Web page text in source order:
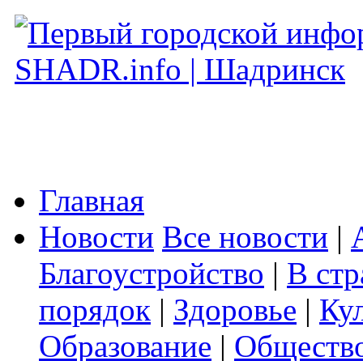
Главная
Новости Все новости |
Благоустройство | В
порядок | Здоровье |
Образование |